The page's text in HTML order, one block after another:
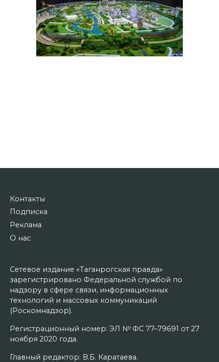
Контакты
Подписка
Реклама
О нас
Сетевое издание «Таганрогская правда»
зарегистрировано Федеральной службой по
надзору в сфере связи, информационных
технологий и массовых коммуникаций
(Роскомнадзор).
Регистрационный номер: ЭЛ № ФС 77–79691 от 27
ноября 2020 года.
Главный редактор: В.Б. Каратаева.